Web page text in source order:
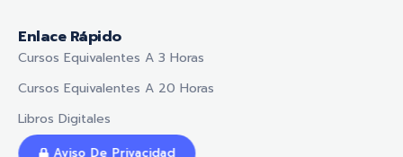
Enlace Rápido
Cursos Equivalentes A 3 Horas
Cursos Equivalentes A 20 Horas
Libros Digitales
Aviso De Privacidad